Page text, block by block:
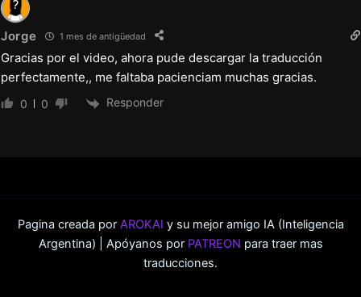
Jorge 1 mes de antigüedad
Gracias por el video, ahora pude descargar la traducción
perfectamente,, me faltaba pacienciam muchas gracias.
0 0 Responder
Pagina creada por AROKAI y su mejor amigo IA (Inteligencia
Argentina) | Apóyanos por PATREON para traer mas
traducciones.